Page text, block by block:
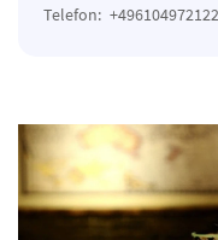
Telefon: